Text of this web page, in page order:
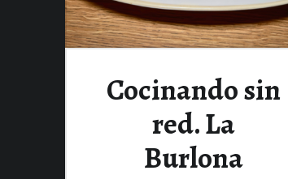
Cocinando sin
red. La
Burlona